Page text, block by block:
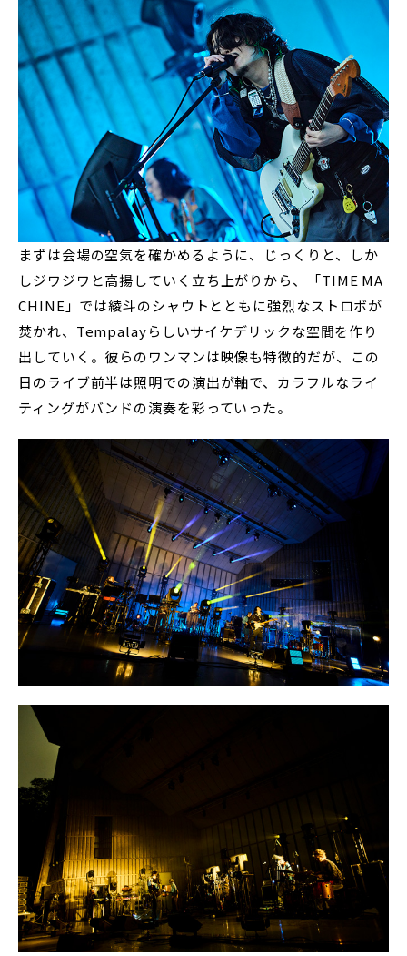
まずは会場の空気を確かめるように、じっくりと、しか
しジワジワと高揚していく立ち上がりから、「TIME MA
CHINE」では綾斗のシャウトとともに強烈なストロボが
焚かれ、Tempalayらしいサイケデリックな空間を作り
出していく。彼らのワンマンは映像も特徴的だが、この
日のライブ前半は照明での演出が軸で、カラフルなライ
ティングがバンドの演奏を彩っていった。